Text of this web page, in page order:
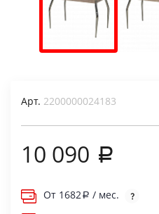
Арт. 2200000024183
10 090
От 1682
/ мес.